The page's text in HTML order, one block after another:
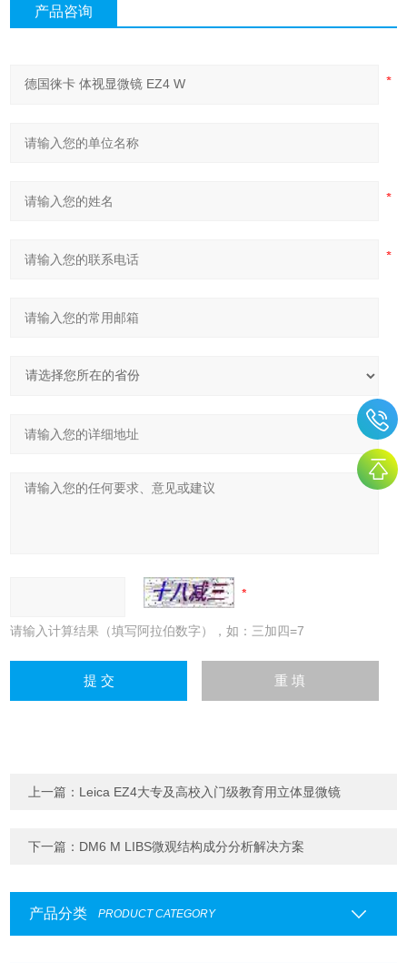
产品咨询
请输入计算结果（填写阿拉伯数字），如：三加四=7
上一篇： Leica EZ4大专及高校入门级教育用立体显微镜
下一篇： DM6 M LIBS微观结构成分分析解决方案
产品分类 PRODUCT CATEGORY